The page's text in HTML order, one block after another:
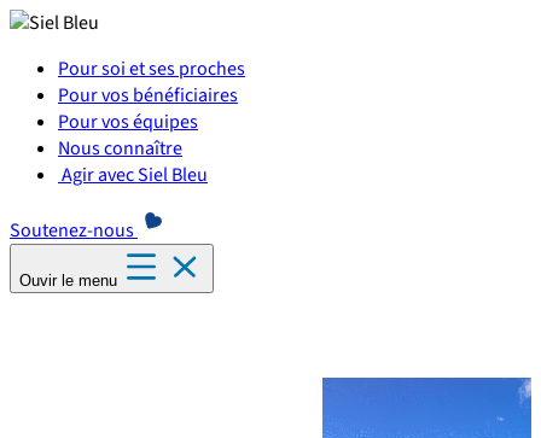
Pour soi et ses proches
Pour vos bénéficiaires
Pour vos équipes
Nous connaître
Agir avec Siel Bleu
Soutenez-nous
Ouvir le menu
Panneau de gestion des cookies